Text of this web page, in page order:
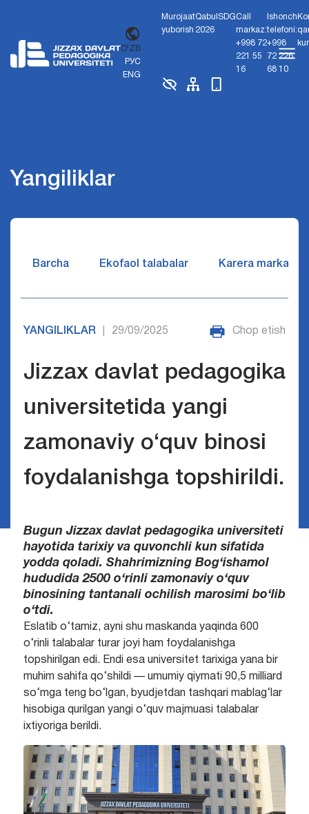
O'ZB
РУС
ENG
Murojaat
yuborish
Qabul
2026
SDGCall
markaz:
+998 72
221 55
16
Ishonch
telefoni:
+998
72 226
68 10
Yangiliklar
Barcha Ekofaol talabalar Karera markazi
YANGILIKLAR 29/09/2025 Chop etish
Jizzax davlat pedagogika
universitetida yangi
zamonaviy o‘quv binosi
foydalanishga topshirildi.
Bugun Jizzax davlat pedagogika universiteti
hayotida tarixiy va quvonchli kun sifatida
yodda qoladi. Shahrimizning Bog‘ishamol
hududida 2500 o‘rinli zamonaviy o‘quv
binosining tantanali ochilish marosimi bo‘lib
o‘tdi.
Eslatib o‘tamiz, ayni shu maskanda yaqinda 600
o‘rinli talabalar turar joyi ham foydalanishga
topshirilgan edi. Endi esa universitet tarixiga yana bir
muhim sahifa qo‘shildi — umumiy qiymati 90,5 milliard
so‘mga teng bo‘lgan, byudjetdan tashqari mablag‘lar
hisobiga qurilgan yangi o‘quv majmuasi talabalar
ixtiyoriga berildi.